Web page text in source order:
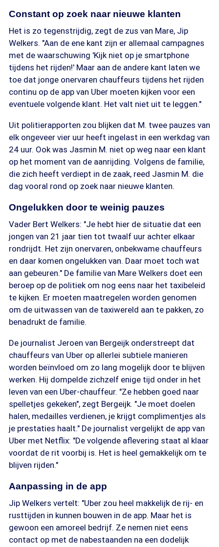
Constant op zoek naar nieuwe klanten
Het is zo tegenstrijdig, zegt de zus van Mare, Jip
Welkers. "Aan de ene kant zijn er allemaal campagnes
met de waarschuwing 'Kijk niet op je smartphone
tijdens het rijden!' Maar aan de andere kant laten we
toe dat jonge onervaren chauffeurs tijdens het rijden
continu op de app van Uber moeten kijken voor een
eventuele volgende klant. Het valt niet uit te leggen."
Uit politierapporten zou blijken dat M. twee pauzes van
elk ongeveer vier uur heeft ingelast in een werkdag van
24 uur. Ook was Jasmin M. niet op weg naar een klant
op het moment van de aanrijding. Volgens de familie,
die zich heeft verdiept in de zaak, reed Jasmin M. die
dag vooral rond op zoek naar nieuwe klanten.
Ongelukken door te weinig pauzes
Vader Bert Welkers: "Je hebt hier de situatie dat een
jongen van 21 jaar tien tot twaalf uur achter elkaar
rondrijdt. Het zijn onervaren, onbekwame chauffeurs
en daar komen ongelukken van. Daar moet toch wat
aan gebeuren." De familie van Mare Welkers doet een
beroep op de politiek om nog eens naar het taxibeleid
te kijken. Er moeten maatregelen worden genomen
om de uitwassen van de taxiwereld aan te pakken, zo
benadrukt de familie.
De journalist Jeroen van Bergeijk onderstreept dat
chauffeurs van Uber op allerlei subtiele manieren
worden beïnvloed om zo lang mogelijk door te blijven
werken. Hij dompelde zichzelf enige tijd onder in het
leven van een Uber-chauffeur. "Ze hebben goed naar
spelletjes gekeken", zegt Bergeijk. "Je moet doelen
halen, medailles verdienen, je krijgt complimentjes als
je prestaties haalt." De journalist vergelijkt de app van
Uber met Netflix: "De volgende aflevering staat al klaar
voordat de rit voorbij is. Het is heel gemakkelijk om te
blijven rijden."
Aanpassing in de app
Jip Welkers vertelt: "Uber zou heel makkelijk de rij- en
rusttijden in kunnen bouwen in de app. Maar het is
gewoon een amoreel bedrijf. Ze nemen niet eens
contact op met de nabestaanden na een dodelijk